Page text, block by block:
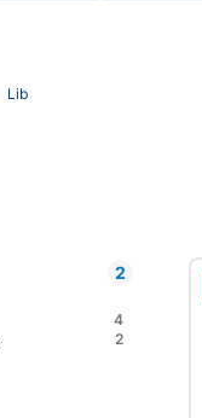
Lib
2
4
2